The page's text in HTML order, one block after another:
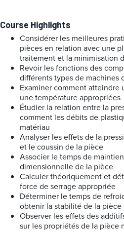
Course Highlights
Considérer les meilleures
pièces en relation avec une
traitement et la minimisation
Revoir les fonctions des
différents types de machines
Examiner comment
une température appropriées
Étudier la relation entre la
comment les débits de
matériau
Analyser les effets de la
et le coussin de la pièce
Associer le temps de
dimensionnelle de la pièce
Calculer théoriquement et
force de serrage appropriée
Déterminer le temps de
obtenir la stabilité de la pièce
Observer les effets des
sur les propriétés de la pièce